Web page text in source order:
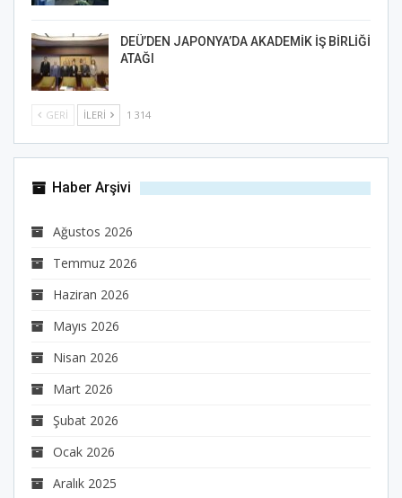
DEÜ’DEN JAPONYA’DA AKADEMİK İŞ BİRLİĞİ
ATAĞI
GERI İLERI 1 314
Haber Arşivi
Ağustos 2026
Temmuz 2026
Haziran 2026
Mayıs 2026
Nisan 2026
Mart 2026
Şubat 2026
Ocak 2026
Aralık 2025